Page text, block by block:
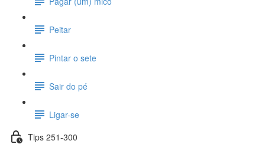
Peitar
Pintar o sete
Sair do pé
Ligar-se
Tips 251-300